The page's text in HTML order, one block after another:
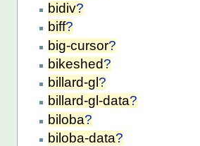
bidiv?
biff?
big-cursor?
bikeshed?
billard-gl ?
billard-gl-data?
biloba?
biloba-data?